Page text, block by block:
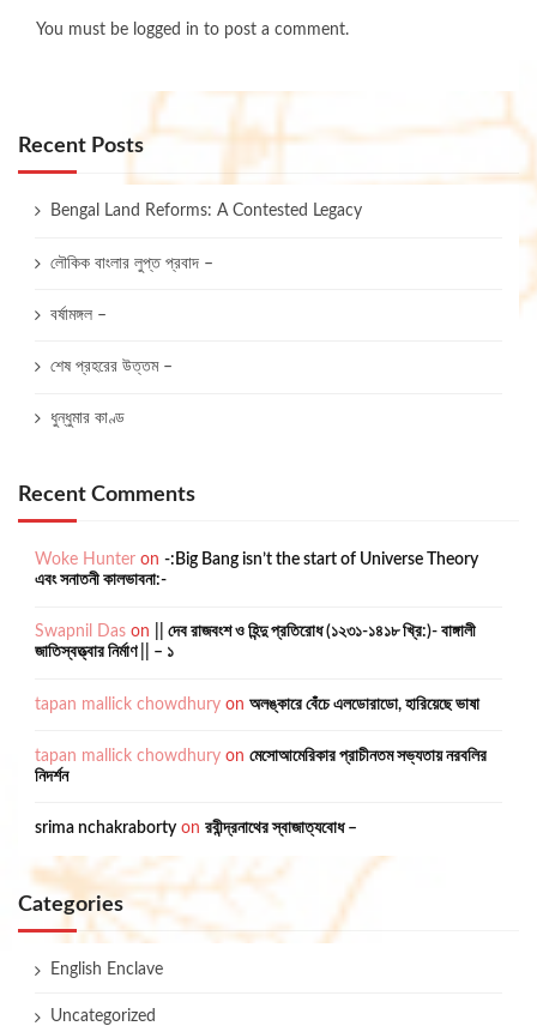
You must be logged in to post a comment.
Recent Posts
Bengal Land Reforms: A Contested Legacy
লৌকিক বাংলার লুপ্ত প্রবাদ –
বর্ষামঙ্গল –
শেষ প্রহরের উত্তম –
ধুন্ধুমার কাণ্ড
Recent Comments
Woke Hunter on -:Big Bang isn’t the start of Universe Theory
এবং সনাতনী কালভাবনা:-
Swapnil Das on
|| দেব রাজবংশ ও হিন্দু প্রতিরোধ (১২৩১-১৪১৮ খ্রি:)- বাঙ্গালী
জাতিস্বত্ত্বার নির্মাণ || – ১
tapan mallick chowdhury on অলঙ্কারে বেঁচে এলডোরাডো, হারিয়েছে ভাষা
tapan mallick chowdhury on মেসোআমেরিকার প্রাচীনতম সভ্যতায় নরবলির
নিদর্শন
srima nchakraborty on রবীন্দ্রনাথের স্বাজাত্যবোধ –
Categories
English Enclave
Uncategorized